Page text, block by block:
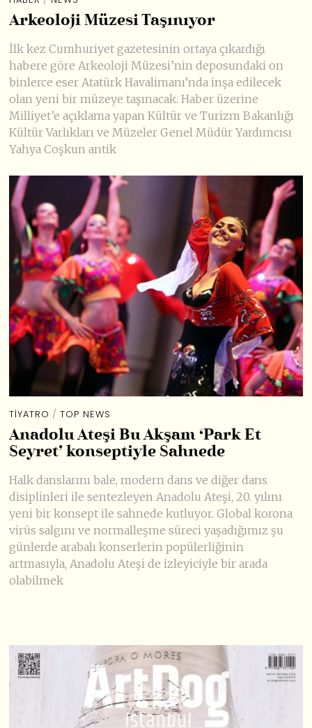
Arkeoloji Müzesi Taşınıyor
İlk kez Cumhuriyet gazetesinin ortaya çıkardığı
habere göre Arkeoloji Müzesi’nin deposundaki on
binlerce eser Atatürk Havalimanı’nda inşa edilecek
olan yeni bir müzeye taşınacak. Haber üzerine
Milliyet’e açıklama yapan Kültür ve Turizm Bakanlığı
Kültür Varlıkları ve Müzeler Genel Müdür Yardımcısı
Yahya Coşkun antik
TIYATRO / TOP NEWS
Anadolu Ateşi Bu Akşam ‘Park Et
Seyret’ konseptiyle Sahnede
Halk danslarını bale, modern dans ve diğer dans
disiplinleri ile sentezleyen Anadolu Ateşi, 20. yılını
yeni bir konsept ile sahnede kutluyor. Global korona
virüs salgını ve normalleşme süreci yaşadığımız şu
günlerde arabalı konserlerin popülerliğinin
artmasıyla, Anadolu Ateşi de izleyiciyle bir arada
olabilmek